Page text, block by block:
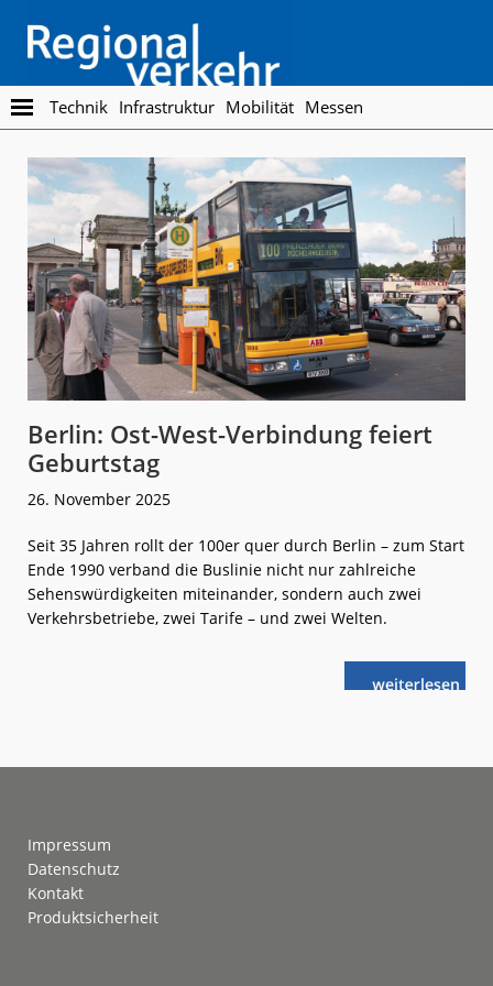
main
content
footer
Regionalverkehr
Die
Fachzeitschrift
den
Öffentlichen
Personennahverkehr
Technik Infrastruktur Mobilität Messen
Berlin: Ost-West-Verbindung feiert
Geburtstag
26. November 2025
Seit 35 Jahren rollt der 100er quer durch Berlin – zum Start
Ende 1990 verband die Buslinie nicht nur zahlreiche
Sehenswürdigkeiten miteinander, sondern auch zwei
Verkehrsbetriebe, zwei Tarife – und zwei Welten.
weiterlese
nBerlin:
Impressum
Datenschutz
Kontakt
Produktsicherheit